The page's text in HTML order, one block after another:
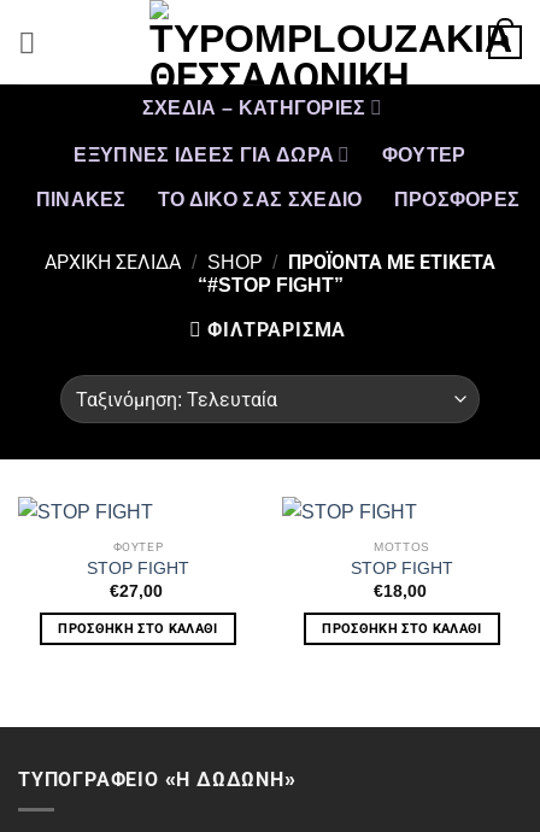
0
ΣΧΕΔΙΑ – ΚΑΤΗΓΟΡΙΕΣ
ΕΞΥΠΝΕΣ ΙΔΕΕΣ ΓΙΑ ΔΩΡΑ ΦΟΥΤΕΡ
ΠΙΝΑΚΕΣ ΤΟ ΔΙΚΟ ΣΑΣ ΣΧΕΔΙΟ ΠΡΟΣΦΟΡΈΣ
ΑΡΧΙΚΉ ΣΕΛΊΔΑ / SHOP /
ΠΡΟΪΌΝΤΑ ΜΕ ΕΤΙΚΈΤΑ
“#STOP FIGHT”
ΦΙΛΤΡΆΡΙΣΜΑ
ΦΟΥΤΕΡ
STOP FIGHT
€27,00
ΠΡΟΣΘΉΚΗ ΣΤΟ ΚΑΛΆΘΙ
MOTTOS
STOP FIGHT
€18,00
ΠΡΟΣΘΉΚΗ ΣΤΟ ΚΑΛΆΘΙ
ΤΥΠΟΓΡΑΦΕΙΟ «Η ΔΩΔΩΝΗ»